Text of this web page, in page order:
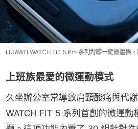
HUAWEI WATCH FIT 5 Pro 系列對應一鍵微體檢
上班族最愛的微運動模式
久坐辦公室常導致肩頸酸痛與代
WATCH FIT 5 系列首創的微運動